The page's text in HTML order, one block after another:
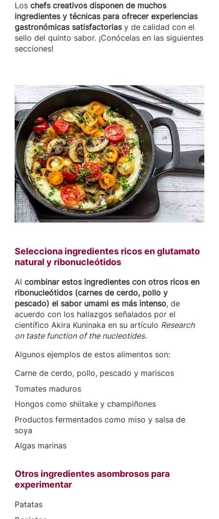
Los chefs creativos disponen de muchos
ingredientes y técnicas para ofrecer experiencias
gastronómicas satisfactoriasy de calidad con el
sello del quinto sabor. ¡Conócelas en las siguientes
secciones!
Selecciona ingredientes ricos en glutamato
natural y ribonucleótidos
Al combinar estos ingredientes con otros ricos en
ribonucleótidos (carnes de cerdo, pollo y
pescado) el sabor umami es más intenso, de
acuerdo con los hallazgos señalados por el
científico Akira Kuninaka en su artículo Research
on taste function of the nucleotides.
Algunos ejemplos de estos alimentos son:
Carne de cerdo, pollo, pescado y mariscos
Tomates maduros
Hongos como shiitake y champiñones
Productos fermentados como miso y salsa de
soya
Algas marinas
Otros ingredientes asombrosos para
experimentar
Patatas